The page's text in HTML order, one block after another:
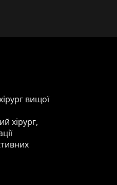
вищої
хірург,